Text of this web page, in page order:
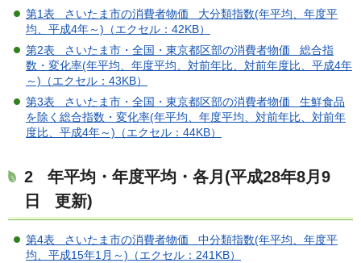
第1表 さいたま市の消費者物価 大分類指数(年平均、年度平
均、平成4年～)（エクセル：42KB）
第2表 さいたま市・全国・東京都区部の消費者物価 総合指
数・変化率(年平均、年度平均、対前年比、対前年度比、平成4年
～)（エクセル：43KB）
第3表 さいたま市・全国・東京都区部の消費者物価 生鮮食品
を除く総合指数・変化率(年平均、年度平均、対前年比、対前年
度比、平成4年～)（エクセル：44KB）
2 年平均・年度平均・各月(平成28年8月9
日 更新)
第4表 さいたま市の消費者物価 中分類指数(年平均、年度平
均、平成15年1月～)（エクセル：241KB）